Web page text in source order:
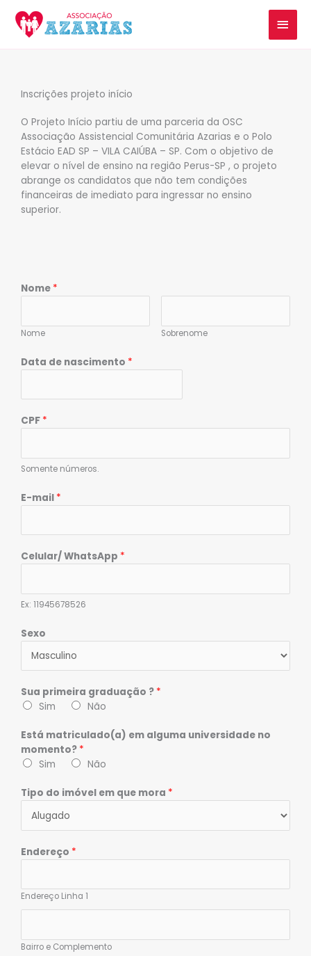
para
conteúdo
Inscrições projeto início
O Projeto Início partiu de uma parceria da OSC
Associação Assistencial Comunitária Azarias e o Polo
Estácio EAD SP – VILA CAIÚBA – SP. Com o objetivo de
elevar o nível de ensino na região Perus-SP , o projeto
abrange os candidatos que não tem condições
financeiras de imediato para ingressar no ensino
superior.
Nome *
Nome Sobrenome
Data de nascimento *
CPF *
Somente números.
E-mail *
Celular/ WhatsApp *
Ex: 11945678526
Sexo
Sua primeira graduação ? *
Sim
Não
Está matriculado(a) em alguma universidade no
momento? *
Sim
Não
Tipo do imóvel em que mora *
Endereço *
Endereço Linha 1
Bairro e Complemento